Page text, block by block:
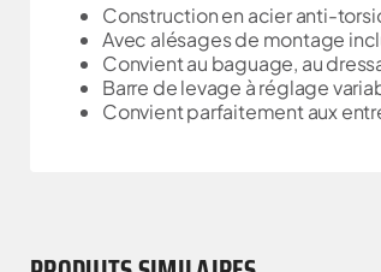
Construction en acier anti-
Avec alésages de montage
Convient au baguage, au
Barre de levage à réglage
Convient parfaitement aux